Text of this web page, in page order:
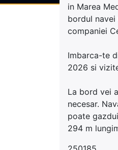
in Marea
bordul
companiei
Imbarca-te
2026 si
La bord vei
necesar.
poate
294 m